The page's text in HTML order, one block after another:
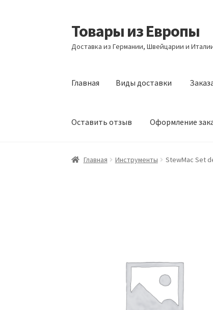
Перейти
к
навигации
Перейти
к
содержимому
Товары из Европы
Доставка из Германии, Швейцарии и
Главная Виды доставки
Оставить отзыв Оформление
Главная Виды доставки Заказать
Главная Инструменты StewMac Set